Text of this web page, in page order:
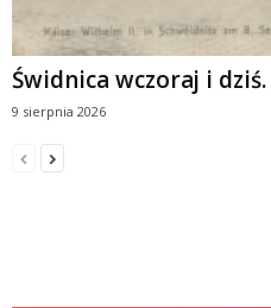
Świdnica wczoraj i
9 sierpnia 2026